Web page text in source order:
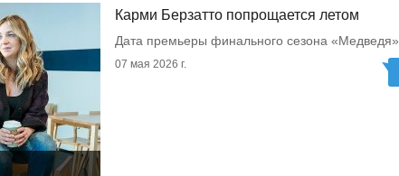
Карми Берзатто попрощается летом
Дата премьеры финального сезона «Медведя»
07 мая 2026 г.